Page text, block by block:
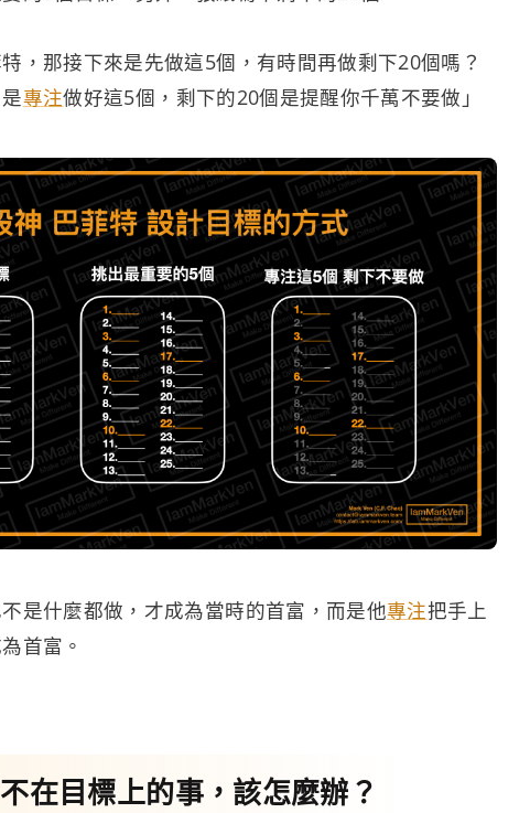
，那接下來是先做這5個，有時間再做剩下20個嗎？
專注做好這5個，剩下的20個是提醒你千萬不要做」
是什麼都做，才成為當時的首富，而是他專注把手上
首富。
在目標上的事，該怎麼辦？